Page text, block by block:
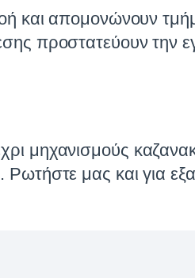
και απομονώνουν
προστατεύουν
μηχανισμούς
μας και για